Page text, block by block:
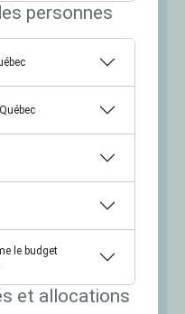
personnes
le budget
et allocations